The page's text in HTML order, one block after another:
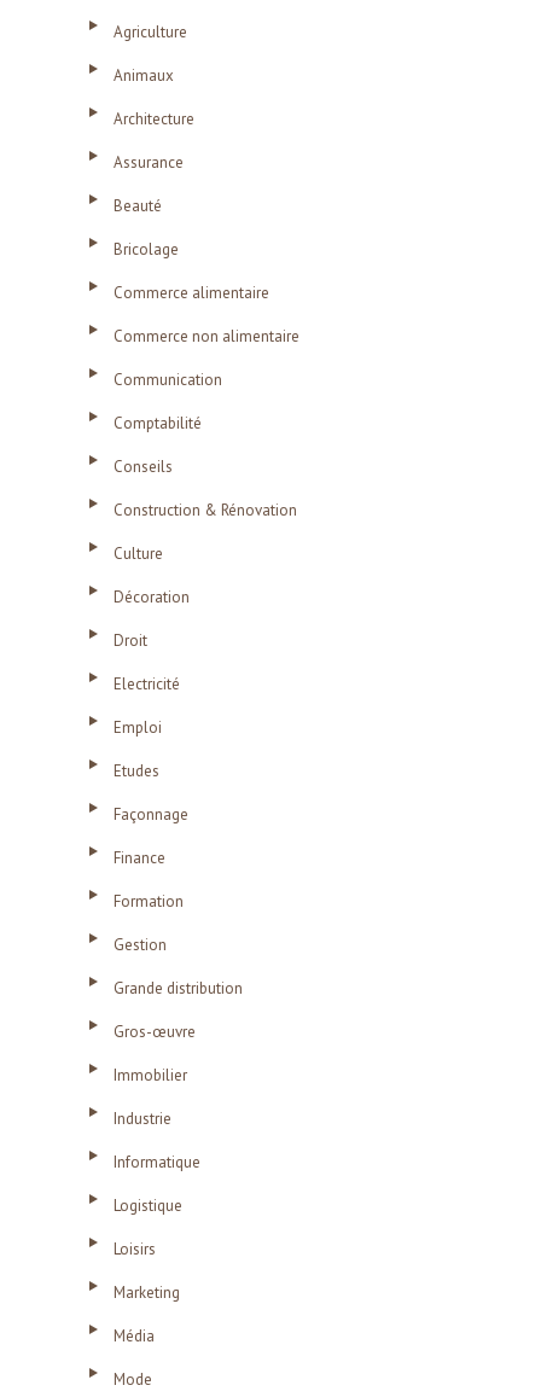
Agriculture
Animaux
Architecture
Assurance
Beauté
Bricolage
Commerce alimentaire
Commerce non alimentaire
Communication
Comptabilité
Conseils
Construction & Rénovation
Culture
Décoration
Droit
Electricité
Emploi
Etudes
Façonnage
Finance
Formation
Gestion
Grande distribution
Gros-œuvre
Immobilier
Industrie
Informatique
Logistique
Loisirs
Marketing
Média
Mode